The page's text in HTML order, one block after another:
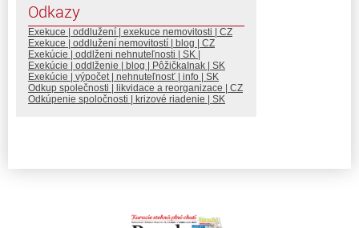
Odkazy
Exekuce | oddlužení | exekuce nemovitosti | CZ
Exekuce | oddlužení nemovitostí | blog | CZ
Exekúcie | oddlženi nehnuteľnosti | SK |
Exekúcie | oddlženie | blog | PôžičkaInak | SK
Exekúcie | výpočet | nehnuteľnosť | info | SK
Odkup společnosti | likvidace a reorganizace | CZ
Odkúpenie spoločnosti | krizové riadenie | SK